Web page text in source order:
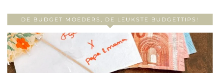
DE BUDGET MOEDERS, DE LEUKSTE BUDGETTIPS!